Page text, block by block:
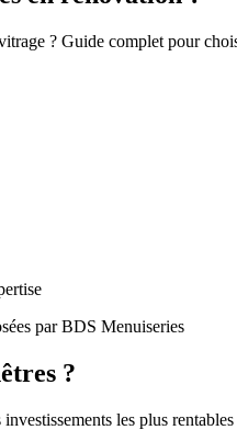
? Guide complet pour
?
les plus